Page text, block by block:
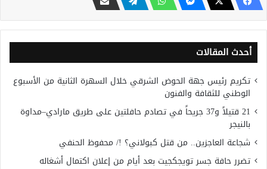
أحدث المقالات
تكريم رئيس جهة الحوض الشرقي خلال السهرة الثانية من الأسبوع
الوطني للثقافة والفنون
21 قتيلاً و37 جريحاً في تصادم حافلتين على طريق مارادي–مداوة
بالنيجر
شجاعة العاجزين.. من قتل كبولاني؟ !/ محفوظ الحنفي
تضرر حافة جسر تويجكجيت بعد أيام من إعلان اكتمال أشغاله